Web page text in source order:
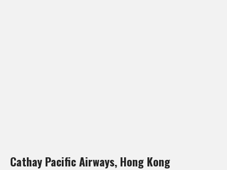
Cathay Pacific Airways, Hong Kong